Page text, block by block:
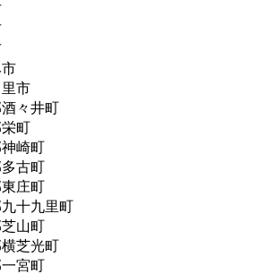
市
々井町
町
崎町
古町
庄町
十九里町
山町
芝光町
宮町